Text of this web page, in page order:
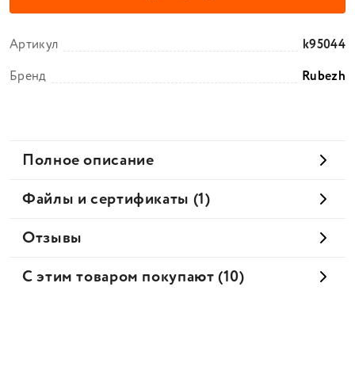
Артикул
k95044
Бренд
Rubezh
Полное описание
Файлы и сертификаты (1)
Отзывы
С этим товаром покупают (10)